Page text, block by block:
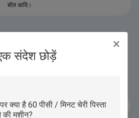
संदेश छोड़ें
बॉल आदि।